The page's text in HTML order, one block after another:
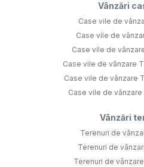
Vânzări
Case vile de
Case vile de
Case vile de
Case vile de vânzare
Case vile de vânzare
Case vile de
Vânzări
Terenuri de
Terenuri de
Terenuri de